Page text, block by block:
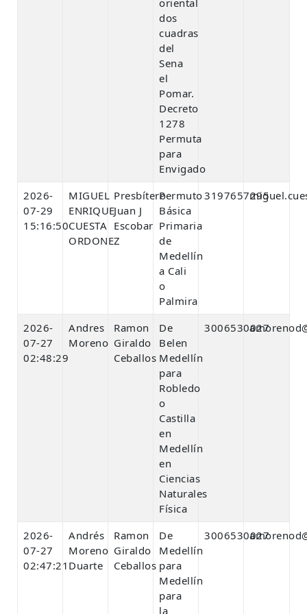
dos
cuadras
del
Sena
el
Pomar.
Decreto
1278
Permuta
para
Envigado
2026-
07-29
15:16:50
MIGUEL
ENRIQUE
CUESTA
ORDONEZ
Presbítero
Juan J
Escobar
Permuto
Básica
Primaria
de
Medellín
a Cali
o
Palmira
3197657295
2026-
07-27
02:48:29
Andres
Moreno
Ramon
Giraldo
Ceballos
De
Belen
Medellín
para
Robledo
o
Castilla
en
Medellín
en
Ciencias
Naturales
Física
3006530027
2026-
07-27
02:47:21
Andrés
Moreno
Duarte
Ramon
Giraldo
Ceballos
De
Medellín
para
Medellín
para
la
3006530027